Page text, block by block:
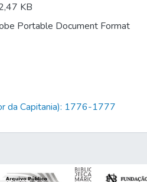
KB
Portable Document Format
da Capitania): 1776-1777